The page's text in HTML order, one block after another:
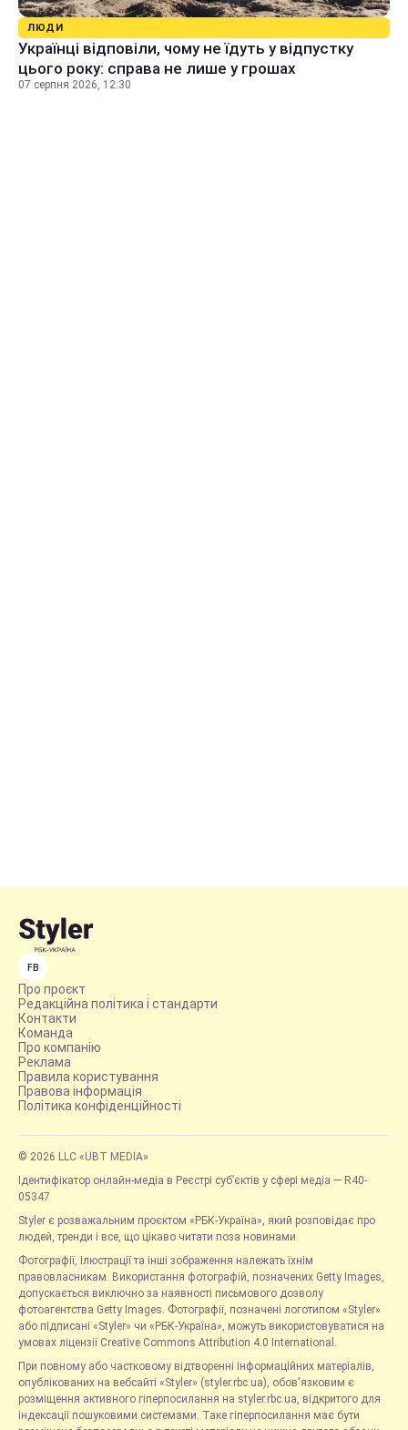
ЛЮДИ
Українці відповіли, чому не їдуть у відпустку
цього року: справа не лише у грошах
07 серпня 2026, 12:30
FB
Про проєкт
Редакційна політика і стандарти
Контакти
Команда
Про компанію
Реклама
Правила користування
Правова інформація
Політика конфіденційності
© 2026 LLC «UBT MEDIA»
Ідентифікатор онлайн-медіа в Реєстрі суб’єктів у сфері медіа — R40-
05347
Styler є розважальним проєктом «РБК-Україна», який розповідає про
людей, тренди і все, що цікаво читати поза новинами.
Фотографії, ілюстрації та інші зображення належать їхнім
правовласникам. Використання фотографій, позначених Getty Images,
допускається виключно за наявності письмового дозволу
фотоагентства Getty Images. Фотографії, позначені логотипом «Styler»
або підписані «Styler» чи «РБК-Україна», можуть використовуватися на
умовах ліцензії Creative Commons Attribution 4.0 International.
При повному або частковому відтворенні інформаційних матеріалів,
опублікованих на вебсайті «Styler» (styler.rbc.ua), обов'язковим є
розміщення активного гіперпосилання на styler.rbc.ua, відкритого для
індексації пошуковими системами. Таке гіперпосилання має бути